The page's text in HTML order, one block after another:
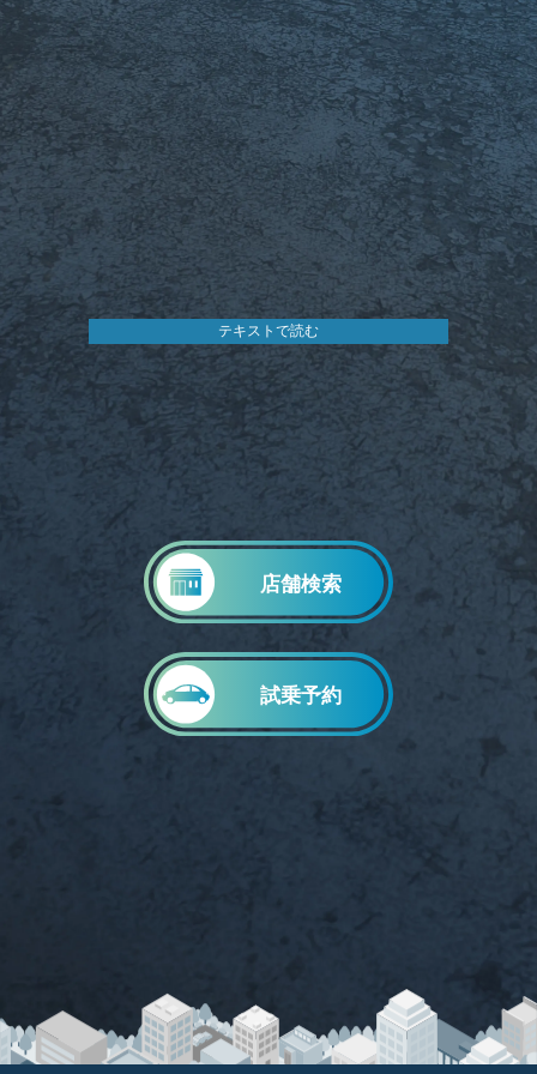
テキストで読む
店舗検索
試乗予約